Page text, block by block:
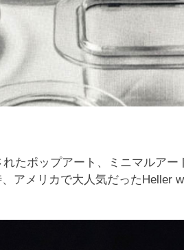
たポップアート、ミニマルア
アメリカで大人気だったHeller